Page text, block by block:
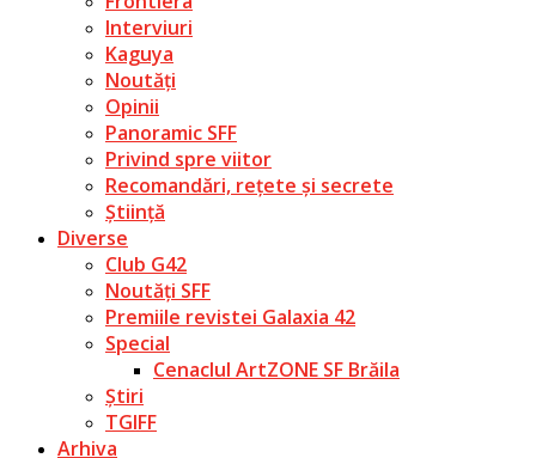
Interviuri
Kaguya
Noutăți
Opinii
Panoramic SFF
Privind spre viitor
Recomandări, rețete și secrete
Știință
Diverse
Club G42
Noutăți SFF
Premiile revistei Galaxia 42
Special
Cenaclul ArtZONE SF Brăila
Știri
TGIFF
Arhiva